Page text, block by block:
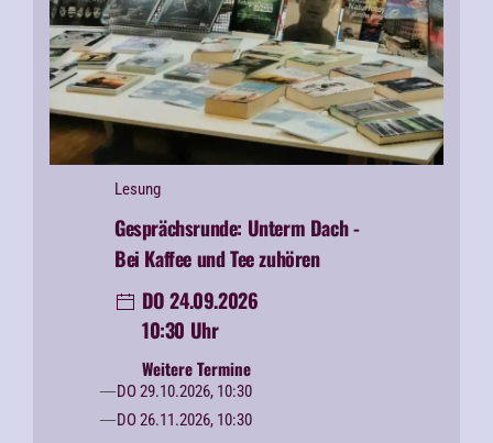
Lesung
Gesprächsrunde: Unterm Dach -
Bei Kaffee und Tee zuhören
DO 24.09.2026
10:30 Uhr
Weitere Termine
DO 29.10.2026, 10:30
DO 26.11.2026, 10:30